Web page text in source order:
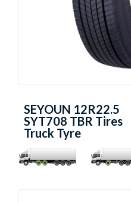
SEYOUN 12R22.5
SYT708 TBR Tires
Truck Tyre